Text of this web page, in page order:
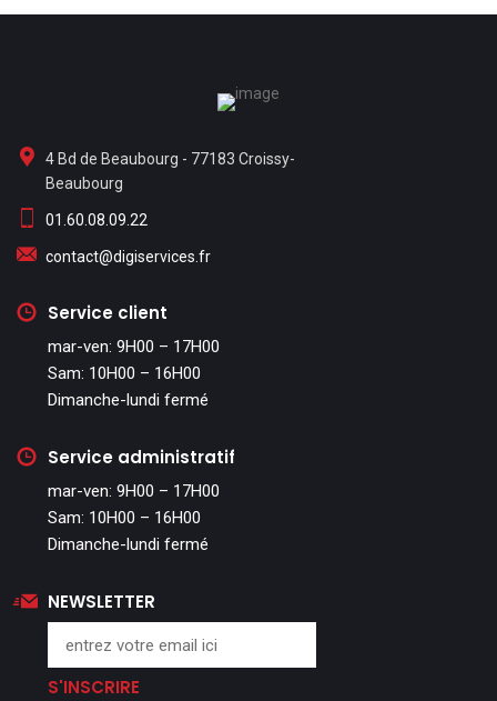
4 Bd de Beaubourg - 77183 Croissy-
Beaubourg
01.60.08.09.22
contact@digiservices.fr
Service client
mar-ven: 9H00 – 17H00
Sam: 10H00 – 16H00
Dimanche-lundi fermé
Service administratif
mar-ven: 9H00 – 17H00
Sam: 10H00 – 16H00
Dimanche-lundi fermé
NEWSLETTER
S'INSCRIRE